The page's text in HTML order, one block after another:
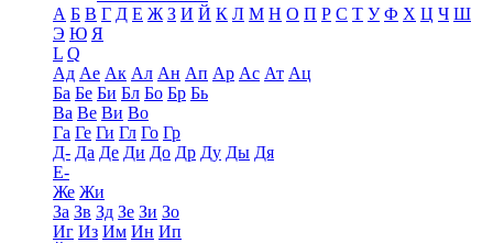
А Б В Г Д Е Ж З И Й К Л М Н О П Р С Т У Ф Х Ц Ч Ш
Э Ю Я
L Q
Ад Ае Ак Ал Ан Ап Ар Ас Ат Ац
Ба Бе Би Бл Бо Бр Бь
Ва Ве Ви Во
Га Ге Ги Гл Го Гр
Д- Да Де Ди До Др Ду Ды Дя
Е-
Же Жи
За Зв Зд Зе Зи Зо
Иг Из Им Ин Ип